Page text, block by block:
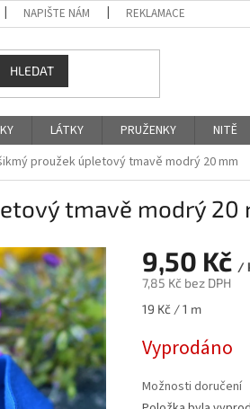
NAPIŠTE NÁM REKLAMACE
HLEDAT
LÁTKY PRUŽENKY NITĚ
proužek úpletový tmavě modrý 20 mm
tmavě modrý 20
9,50 Kč /
7,85 Kč bez DPH
Měrná
19 Kč / 1 m
Vyprodáno
Možnosti doručení